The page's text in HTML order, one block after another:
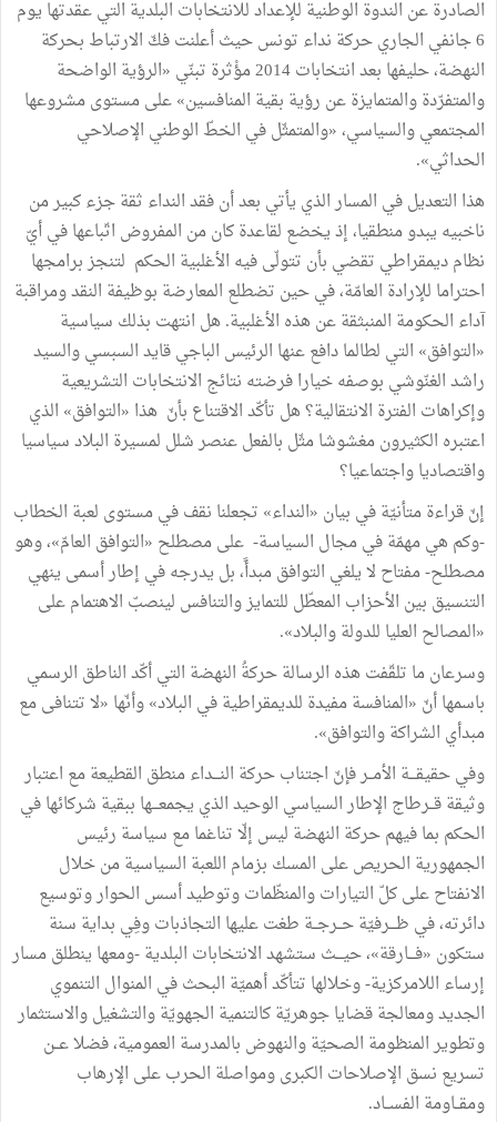
الصادرة عن الندوة الوطنية للإعداد للانتخابات البلدية التي عقدتها يوم
6 جانفي الجاري حركة نداء تونس حيث أعلنت فكّ الارتباط بحركة
النهضة، حليفها بعد انتخابات 2014 مؤْثرة تبنّي «الرؤية الواضحة
والمتفرّدة والمتمايزة عن رؤية بقية المنافسين» على مستوى مشروعها
المجتمعي والسياسي، «والمتمثّل في الخطّ الوطني الإصلاحي
الحداثي».
هذا التعديل في المسار الذي يأتي بعد أن فقد النداء ثقة جزء كبير من
ناخبيه يبدو منطقيا، إذ يخضع لقاعدة كان من المفروض اتّباعها في أيّ
نظام ديمقراطي تقضي بأن تتولّى فيه الأغلبية الحكم لتنجز برامجها
احتراما للإرادة العامّة، في حين تضطلع المعارضة بوظيفة النقد ومراقبة
آداء الحكومة المنبثقة عن هذه الأغلبية. هل انتهت بذلك سياسية
«التوافق» التي لطالما دافع عنها الرئيس الباجي قايد السبسي والسيد
راشد الغنّوشي بوصفه خيارا فرضته نتائج الانتخابات التشريعية
وإكراهات الفترة الانتقالية؟ هل تأكّد الاقتناع بأنّ هذا «التوافق» الذي
اعتبره الكثيرون مغشوشا مثّل بالفعل عنصر شلل لمسيرة البلاد سياسيا
واقتصاديا واجتماعيا؟
إنّ قراءة متأنيّة في بيان «النداء» تجعلنا نقف في مستوى لعبة الخطاب
-وكم هي مهمّة في مجال السياسة- على مصطلح «التوافق العامّ»، وهو
مصطلح- مفتاح لا يلغي التوافق مبدأً، بل يدرجه في إطار أسمى ينهي
التنسيق بين الأحزاب المعطّل للتمايز والتنافس لينصبّ الاهتمام على
«المصالح العليا للدولة والبلاد».
وسرعان ما تلقّفت هذه الرسالة حركةُ النهضة التي أكّد الناطق الرسمي
باسمها أنّ «المنافسة مفيدة للديمقراطية في البلاد» وأنّها «لا تتنافى مع
مبدأي الشراكة والتوافق».
وفي حقيقـــة الأمــر فإنّ اجتناب حركة النـــداء منطق القطيعة مع اعتبار
وثيقة قــرطاج الإطار السياسي الوحيد الذي يجمعـــها ببقية شركائها في
الحكم بما فيهم حركة النهضة ليس إلّا تناغما مع سياسة رئيس
الجمهورية الحريص على المسك بزمام اللعبة السياسية من خلال
الانفتاح على كلّ التيارات والمنظّمات وتوطيد أسس الحوار وتوسيع
دائرته، في ظـــرفيّة حــرجــة طغت عليها التجاذبات وفِي بداية سنة
ستكون «فـــارقة»، حيـــث ستشهد الانتخابات البلدية -ومعها ينطلق مسار
إرساء اللامركزية- وخلالها تتأكّد أهميّة البحث في المنوال التنموي
الجديد ومعالجة قضايا جوهريّة كالتنمية الجهويّة والتشغيل والاستثمار
وتطوير المنظومة الصحيّة والنهوض بالمدرسة العمومية، فضلا عــن
تسريع نسق الإصلاحات الكبرى ومواصلة الحرب على الإرهاب
ومقــاومة الفســاد.